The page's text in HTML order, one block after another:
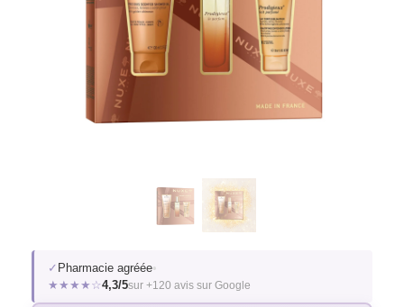
✓ Pharmacie agréée•
★★★★☆4,3/5sur +120 avis sur Google